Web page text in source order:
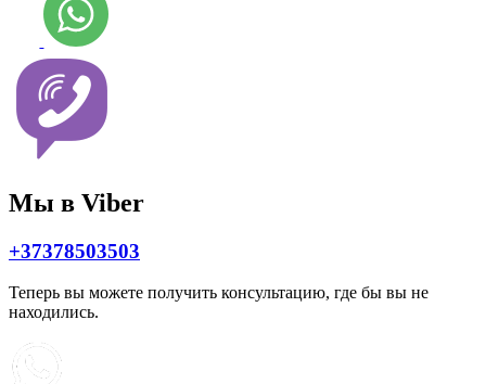
Мы в Viber
+37378503503
Теперь вы можете получить консультацию, где бы вы не
находились.